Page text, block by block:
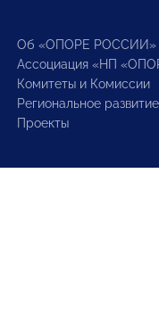
Об «ОПОРЕ РОССИИ»
Ассоциация «НП
Комитеты и Комиссии
Региональное развитие
Проекты